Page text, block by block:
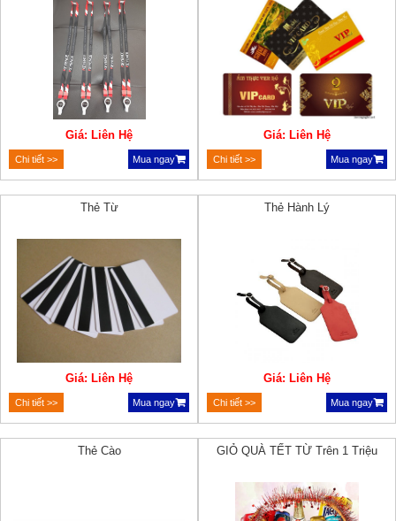
Giá: Liên Hệ
Chi tiết >> Mua ngay
Giá: Liên Hệ
Chi tiết >> Mua ngay
Thẻ Từ
Giá: Liên Hệ
Chi tiết >> Mua ngay
Thẻ Hành Lý
Giá: Liên Hệ
Chi tiết >> Mua ngay
Thẻ Cào GIỎ QUÀ TẾT TỪ Trên 1 Triệu